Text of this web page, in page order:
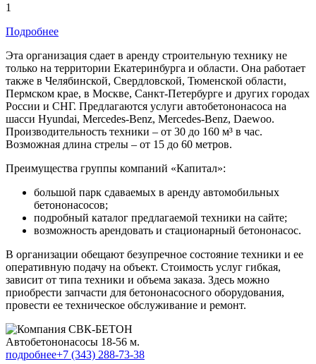
1
Подробнее
Эта организация сдает в аренду строительную технику не
только на территории Екатеринбурга и области. Она работает
также в Челябинской, Свердловской, Тюменской области,
Пермском крае, в Москве, Санкт-Петербурге и других городах
России и СНГ. Предлагаются услуги автобетононасоса на
шасси Hyundai, Mercedes-Benz, Mercedes-Benz, Daewoo.
Производительность техники – от 30 до 160 м³ в час.
Возможная длина стрелы – от 15 до 60 метров.
Преимущества группы компаний «Капитал»:
большой парк сдаваемых в аренду автомобильных
бетононасосов;
подробный каталог предлагаемой техники на сайте;
возможность арендовать и стационарный бетононасос.
В организации обещают безупречное состояние техники и ее
оперативную подачу на объект. Стоимость услуг гибкая,
зависит от типа техники и объема заказа. Здесь можно
приобрести запчасти для бетононасосного оборудования,
провести ее техническое обслуживание и ремонт.
Автобетононасосы 18-56 м.
подробнее+7 (343) 288-73-38